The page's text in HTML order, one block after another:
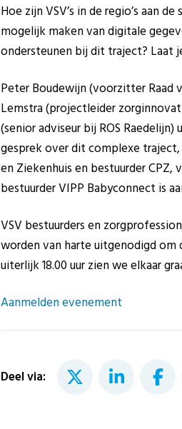
Hoe zijn VSV’s in de regio’s aan
mogelijk maken van digitale
ondersteunen bij dit traject? Laat
Peter Boudewijn (voorzitter Raad
Lemstra (projectleider
(senior adviseur bij ROS
gesprek over dit complexe
en Ziekenhuis en bestuurder
bestuurder VIPP Babyconnect is
VSV bestuurders en
worden van harte uitgenodigd om
uiterlijk 18.00 uur zien we elkaar
Aanmelden evenement
Deel via: